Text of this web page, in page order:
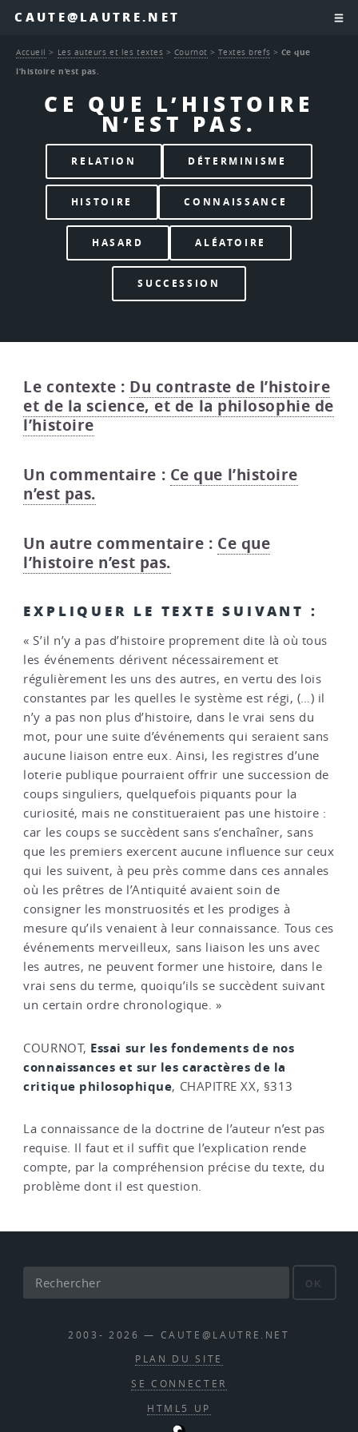
CAUTE@LAUTRE.NET
CE QUE L’HISTOIRE
N’EST PAS.
RELATION DÉTERMINISME
HISTOIRE CONNAISSANCE
HASARD ALÉATOIRE
SUCCESSION
Accueil > Les auteurs et les textes > Cournot >Textes brefs > Ce que
l’histoire n’est pas.
Le contexte : Du contraste de l’histoire
et de la science, et de la philosophie de
l’histoire
Un commentaire : Ce que l’histoire
n’est pas.
Un autre commentaire : Ce que
l’histoire n’est pas.
EXPLIQUER LE TEXTE SUIVANT :
« S’il n’y a pas d’histoire proprement dite là où tous
les événements dérivent nécessairement et
régulièrement les uns des autres, en vertu des lois
constantes par les quelles le système est régi, (…) il
n’y a pas non plus d’histoire, dans le vrai sens du
mot, pour une suite d’événements qui seraient sans
aucune liaison entre eux. Ainsi, les registres d’une
loterie publique pourraient offrir une succession de
coups singuliers, quelquefois piquants pour la
curiosité, mais ne constitueraient pas une histoire :
car les coups se succèdent sans s’enchaîner, sans
que les premiers exercent aucune influence sur ceux
qui les suivent, à peu près comme dans ces annales
où les prêtres de l’Antiquité avaient soin de
consigner les monstruosités et les prodiges à
mesure qu’ils venaient à leur connaissance. Tous ces
événements merveilleux, sans liaison les uns avec
les autres, ne peuvent former une histoire, dans le
vrai sens du terme, quoiqu’ils se succèdent suivant
un certain ordre chronologique. »
COURNOT, Essai sur les fondements de nos
connaissances et sur les caractères de la
critique philosophique, CHAPITRE XX, §313
La connaissance de la doctrine de l’auteur n’est pas
requise. Il faut et il suffit que l’explication rende
compte, par la compréhension précise du texte, du
problème dont il est question.
OK
2003- 2026 — CAUTE@LAUTRE.NET
PLAN DU SITE
SE CONNECTER
HTML5 UP